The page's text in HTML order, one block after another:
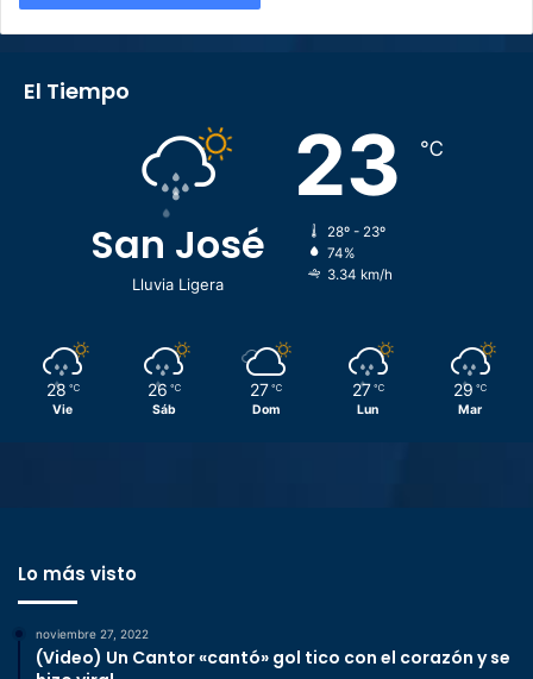
El Tiempo
San José
Lluvia Ligera
23 ℃
28º - 23º
74%
3.34 km/h
28 ℃
Vie
26 ℃
Sáb
27 ℃
Dom
27 ℃
Lun
29 ℃
Mar
Lo más visto
noviembre 27, 2022
(Video) Un Cantor «cantó» gol tico con el corazón y se